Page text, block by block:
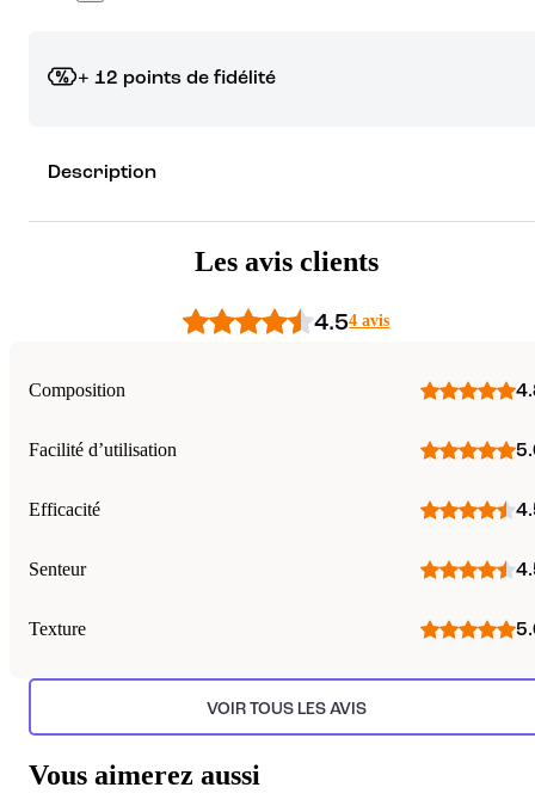
+ 12 points de fidélité
rêver !
Découvrez les récompenses
Description
Les avis clients
4.54 avis
Composition
Facilité d’utilisation
Efficacité
Senteur
Texture
VOIR TOUS LES AVIS
Vous aimerez aussi